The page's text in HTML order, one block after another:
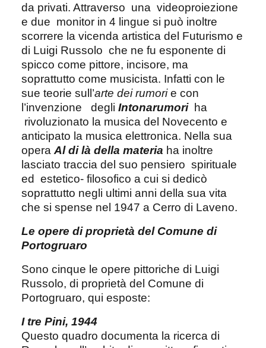
da privati. Attraverso una videoproiezione
e due monitor in 4 lingue si può inoltre
scorrere la vicenda artistica del Futurismo e
di Luigi Russolo che ne fu esponente di
spicco come pittore, incisore, ma
soprattutto come musicista. Infatti con le
sue teorie sull’arte dei rumorie con
l’invenzione degli Intonarumoriha
rivoluzionato la musica del Novecento e
anticipato la musica elettronica. Nella sua
opera Al di là della materia ha inoltre
lasciato traccia del suo pensiero spirituale
ed estetico- filosofico a cui si dedicò
soprattutto negli ultimi anni della sua vita
che si spense nel 1947 a Cerro di Laveno.
Le opere di proprietà del Comune di
Portogruaro
Sono cinque le opere pittoriche di Luigi
Russolo, di proprietà del Comune di
Portogruaro, qui esposte:
I tre Pini, 1944
Questo quadro documenta la ricerca di